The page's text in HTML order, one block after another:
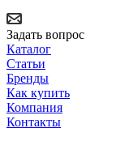
Задать вопрос
Каталог
Статьи
Бренды
Как купить
Компания
Контакты